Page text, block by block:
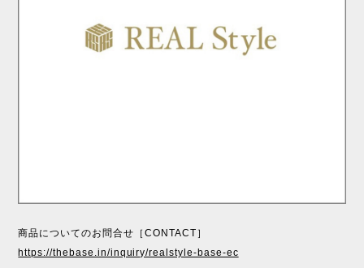
商品についてのお問合せ［CONTACT］
https://thebase.in/inquiry/realstyle-base-ec